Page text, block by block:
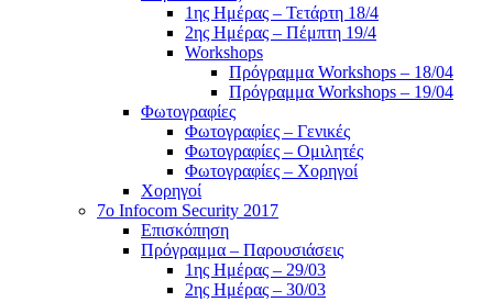
1ης Ημέρας – Τετάρτη 18/4
2ης Ημέρας – Πέμπτη 19/4
Workshops
Πρόγραμμα Workshops – 18/04
Πρόγραμμα Workshops – 19/04
Φωτογραφίες
Φωτογραφίες – Γενικές
Φωτογραφίες – Ομιλητές
Φωτογραφίες – Χορηγοί
Χορηγοί
7o Infocom Security 2017
Επισκόπηση
Πρόγραμμα – Παρουσιάσεις
1ης Ημέρας – 29/03
2ης Ημέρας – 30/03